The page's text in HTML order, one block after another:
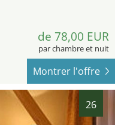
de 78,00 EUR
par chambre et nuit
Montrer l'offre
26